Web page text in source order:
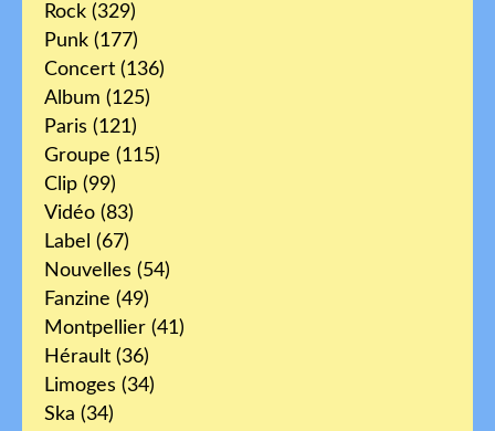
Rock (329)
Punk (177)
Concert (136)
Album (125)
Paris (121)
Groupe (115)
Clip (99)
Vidéo (83)
Label (67)
Nouvelles (54)
Fanzine (49)
Montpellier (41)
Hérault (36)
Limoges (34)
Ska (34)